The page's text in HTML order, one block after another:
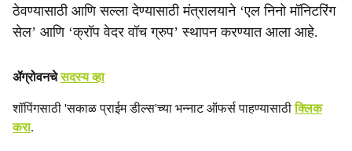
ठेवण्यासाठी आणि सल्ला देण्यासाठी मंत्रालयाने ‘एल निनो मॉनिटरिंग
सेल’ आणि ‘क्रॉप वेदर वॉच ग्रुप’ स्थापन करण्यात आला आहे.
ॲग्रोवनचेसदस्य व्हा
शॉपिंगसाठी 'सकाळ प्राईम डील्स'च्या भन्नाट ऑफर्स पाहण्यासाठीक्लिक
करा.